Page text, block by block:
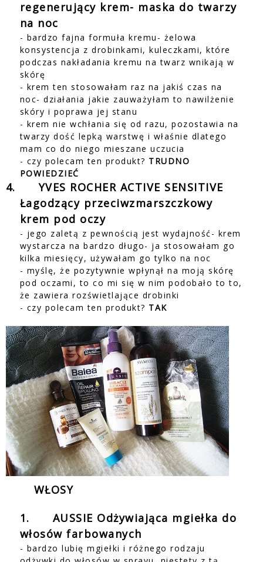
regenerujący krem- maska do twarzy
na noc
- bardzo fajna formuła kremu- żelowa
konsystencja z drobinkami, kuleczkami, które
podczas nakładania kremu na twarz wnikają w
skórę
- krem ten stosowałam raz na jakiś czas na
noc- działania jakie zauważyłam to nawilżenie
skóry i poprawa jej stanu
- krem nie wchłania się od razu, pozostawia na
twarzy dość lepką warstwę i właśnie dlatego
mam co do niego mieszane uczucia
- czy polecam ten produkt? TRUDNO
POWIEDZIEĆ
4.
YVES ROCHER ACTIVE SENSITIVE
Łagodzący przeciwzmarszczkowy
krem pod oczy
- jego zaletą z pewnością jest wydajność- krem
wystarcza na bardzo długo- ja stosowałam go
kilka miesięcy, używałam go tylko na noc
- myślę, że pozytywnie wpłynął na moją skórę
pod oczami, to co mi się w nim podobało to to,
że zawiera rozświetlające drobinki
- czy polecam ten produkt? TAK
WŁOSY
1.
AUSSIE Odżywiająca mgiełka do
włosów farbowanych
- bardzo lubię mgiełki i różnego rodzaju